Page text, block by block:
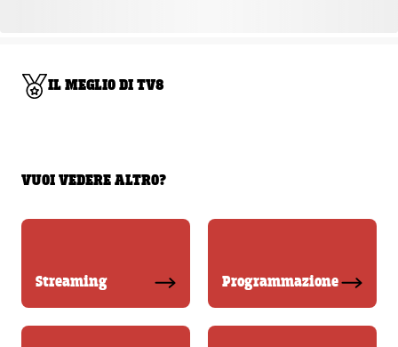
IL MEGLIO DI TV8
VUOI VEDERE ALTRO?
Streaming Programmazione